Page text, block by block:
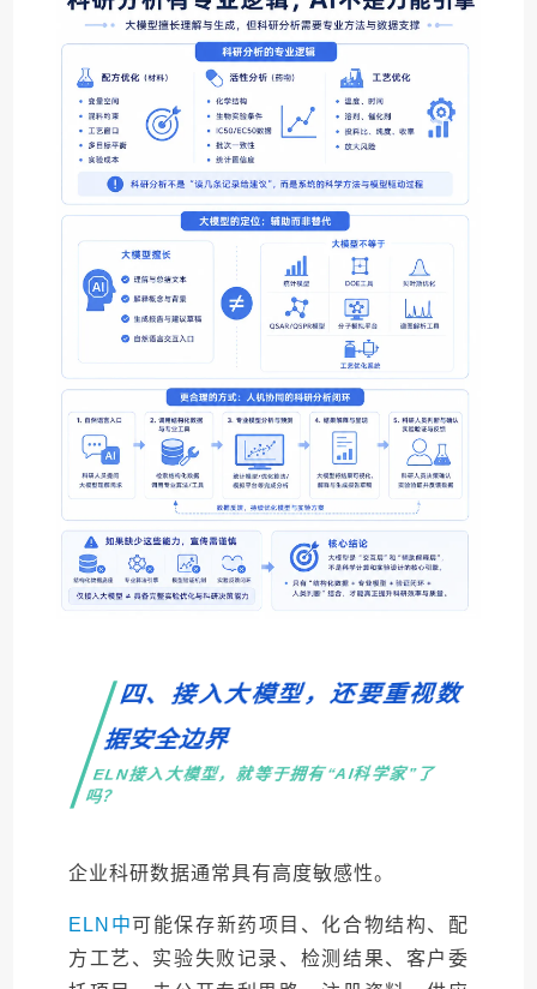
四、接入大模型，还要重视数
据安全边界
ELN接入大模型，就等于拥有“AI科学家”了
吗？
企业科研数据通常具有高度敏感性。
ELN中可能保存新药项目、化合物结构、配
方工艺、实验失败记录、检测结果、客户委